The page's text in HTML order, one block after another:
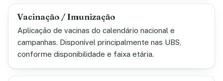
Vacinação / Imunização
Aplicação de vacinas do calendário nacional e
campanhas. Disponível principalmente nas UBS,
conforme disponibilidade e faixa etária.